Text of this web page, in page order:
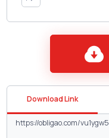
Download Link